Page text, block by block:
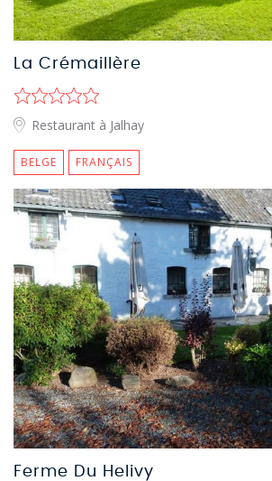
La Crémaillère
Restaurant à Jalhay
BELGE FRANÇAIS
Ferme Du Helivy